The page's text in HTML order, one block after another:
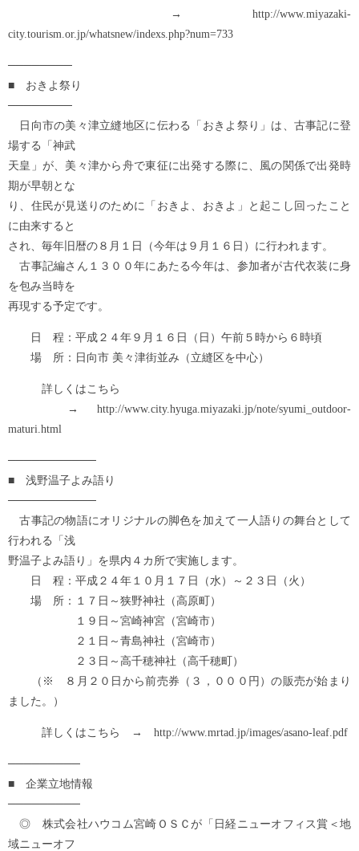
→ http://www.miyazaki-
city.tourism.or.jp/whatsnew/indexs.php?num=733
────────
■ おきよ祭り
────────
日向市の美々津立縫地区に伝わる「おきよ祭り」は、古事記に登
場する「神武
天皇」が、美々津から舟で東征に出発する際に、風の関係で出発時
期が早朝とな
り、住民が見送りのために「おきよ、おきよ」と起こし回ったこと
に由来すると
され、毎年旧暦の８月１日（今年は９月１６日）に行われます。
古事記編さん１３００年にあたる今年は、参加者が古代衣装に身
を包み当時を
再現する予定です。
日 程：平成２４年９月１６日（日）午前５時から６時頃
場 所：日向市 美々津街並み（立縫区を中心）
詳しくはこちら
→ http://www.city.hyuga.miyazaki.jp/note/syumi_outdoor-
maturi.html
───────────
■ 浅野温子よみ語り
───────────
古事記の物語にオリジナルの脚色を加えて一人語りの舞台として
行われる「浅
野温子よみ語り」を県内４カ所で実施します。
日 程：平成２４年１０月１７日（水）～２３日（火）
場 所：１７日～狭野神社（高原町）
１９日～宮崎神宮（宮崎市）
２１日～青島神社（宮崎市）
２３日～高千穂神社（高千穂町）
（※ ８月２０日から前売券（３，０００円）の販売が始まり
ました。）
詳しくはこちら → http://www.mrtad.jp/images/asano-leaf.pdf
─────────
■ 企業立地情報
─────────
◎ 株式会社ハウコム宮崎ＯＳＣが「日経ニューオフィス賞＜地
域ニューオフ